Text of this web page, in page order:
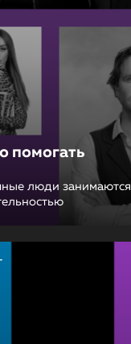
помогать
люди занимаются